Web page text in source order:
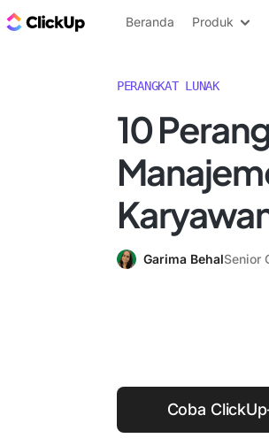
Blog ClickUp
Beranda Produk
PERANGKAT LUNAK
10
Garima BehalSenior
Coba